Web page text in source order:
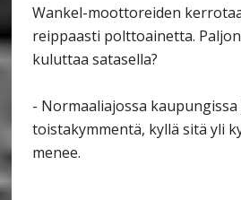
Wankel-moottoreiden
reippaasti polttoainetta.
kuluttaa satasella?
- Normaaliajossa
toistakymmentä, kyllä sitä yli
menee.